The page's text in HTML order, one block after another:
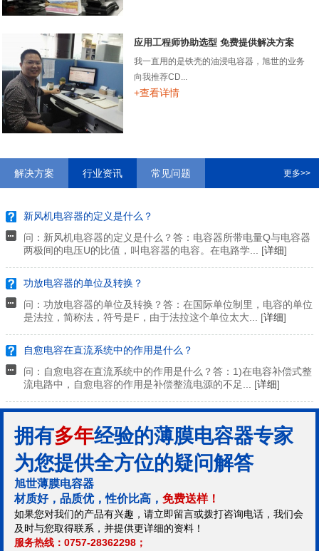
应用工程师协助选型 免费提供解决方案
我一直用的是铁壳的油浸电容器，旭世的业务
向我推荐CD...
+查看详情
解决方案 行业资讯 常见问题 更多>>
新风机电容器的定义是什么？
问：新风机电容器的定义是什么？答：电容器所带电量Q与电容器
两极间的电压U的比值，叫电容器的电容。在电路学... [详细]
功放电容器的单位及转换？
问：功放电容器的单位及转换？答：在国际单位制里，电容的单位
是法拉，简称法，符号是F，由于法拉这个单位太大... [详细]
自愈电容在直流系统中的作用是什么？
问：自愈电容在直流系统中的作用是什么？答：1)在电容补偿式整
流电路中，自愈电容的作用是补偿整流电源的不足... [详细]
拥有多年经验的薄膜电容器专家
为您提供全方位的疑问解答
旭世薄膜电容器
材质好，品质优，性价比高， 免费送样！
如果您对我们的产品有兴趣，请立即留言或拨打咨询电话，我们会
及时与您取得联系，并提供更详细的资料！
服务热线：0757-28362298；